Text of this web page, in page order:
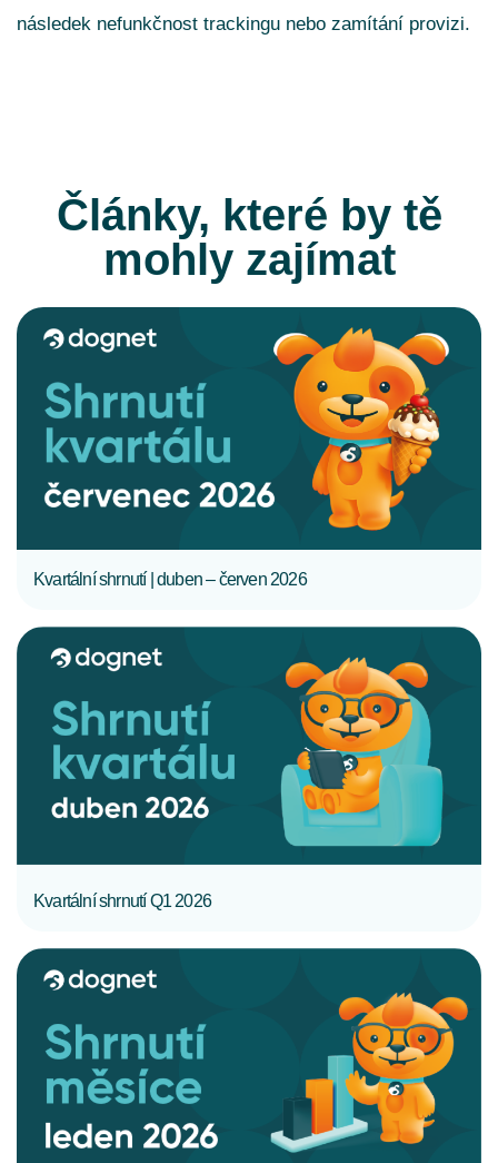
následek nefunkčnost trackingu nebo zamítání provizi.
Články, které by tě
mohly zajímat
Kvartální shrnutí | duben – červen 2026
Kvartální shrnutí Q1 2026